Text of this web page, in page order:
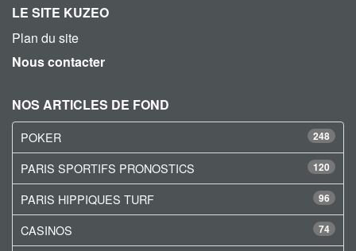
LE SITE KUZEO
Plan du site
Nous contacter
NOS ARTICLES DE FOND
248
POKER
120
PARIS SPORTIFS PRONOSTICS
96
PARIS HIPPIQUES TURF
74
CASINOS